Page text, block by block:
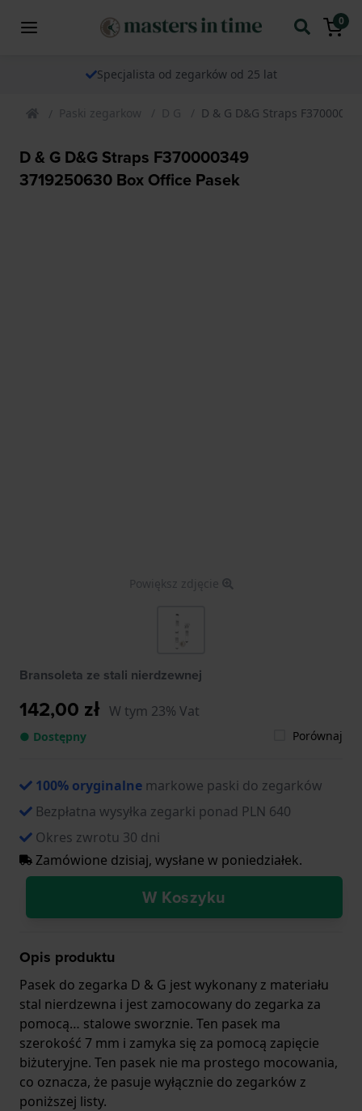
0
Specjalista od zegarków od 25 lat
Paski zegarkow D G D & G D&G Straps
D & G D&G Straps F370000349
3719250630 Box Office Pasek
Powiększ zdjęcie
Bransoleta ze stali nierdzewnej
142,00 zł W tym 23% Vat
● Dostępny Porównaj
100% oryginalne markowe paski do zegarków
Bezpłatna wysyłka zegarki ponad PLN 640
Okres zwrotu 30 dni
Zamówione dzisiaj, wysłane w poniedziałek.
W Koszyku
Opis produktu
Pasek do zegarka D & G jest wykonany z materiału
stal nierdzewna i jest zamocowany do zegarka za
pomocą… stalowe sworznie. Ten pasek ma
szerokość 7 mm i zamyka się za pomocą zapięcie
biżuteryjne. Ten pasek nie ma prostego mocowania,
co oznacza, że pasuje wyłącznie do zegarków z
poniższej listy.